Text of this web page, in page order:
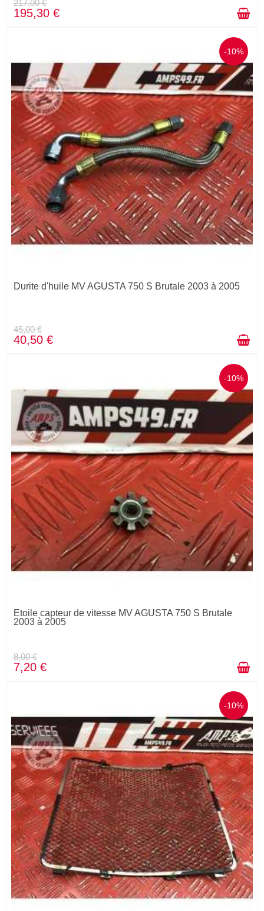
217,00 €
195,30 €
-10%
Durite d'huile MV AGUSTA 750 S Brutale 2003 à 2005
45,00 €
40,50 €
-10%
Etoile capteur de vitesse MV AGUSTA 750 S Brutale
2003 à 2005
8,00 €
7,20 €
-10%